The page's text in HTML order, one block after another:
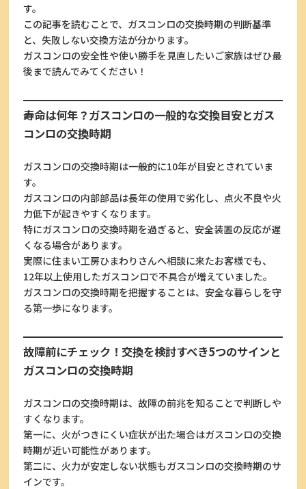
す。
この記事を読むことで、ガスコンロの交換時期の判断基準
と、失敗しない交換方法が分かります。
ガスコンロの安全性や使い勝手を見直したいご家族はぜひ最
後まで読んでみてください！
寿命は何年？ガスコンロの一般的な交換目安とガス
コンロの交換時期
ガスコンロの交換時期は一般的に10年が目安とされていま
す。
ガスコンロの内部部品は長年の使用で劣化し、点火不良や火
力低下が起きやすくなります。
特にガスコンロの交換時期を過ぎると、安全装置の反応が遅
くなる場合があります。
実際に住まい工房ひまわりさんへ相談に来たお客様でも、
12年以上使用したガスコンロで不具合が増えていました。
ガスコンロの交換時期を把握することは、安全な暮らしを守
る第一歩になります。
故障前にチェック！交換を検討すべき5つのサインと
ガスコンロの交換時期
ガスコンロの交換時期は、故障の前兆を知ることで判断しや
すくなります。
第一に、火がつきにくい症状が出た場合はガスコンロの交換
時期が近い可能性があります。
第二に、火力が安定しない状態もガスコンロの交換時期のサ
インです。